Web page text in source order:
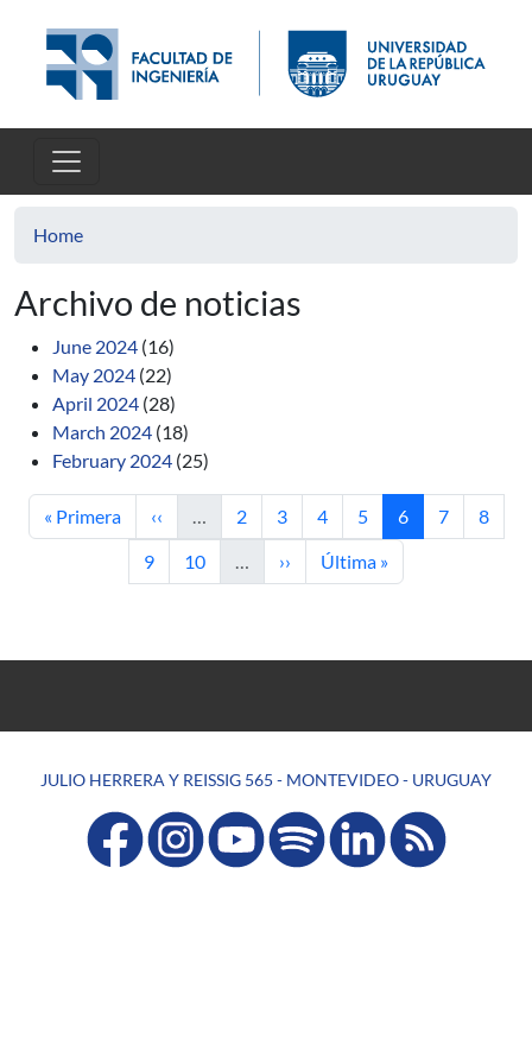
Home
Archivo de noticias
June 2024 (16)
May 2024 (22)
April 2024 (28)
March 2024 (18)
February 2024 (25)
First page
« Primera Previous page
‹‹ … Page
2 Page
3 Page
4 Page
5 Current page
6 Page
7 Page
8
Page
9 Page
10 … Next page
›› Last page
Última »
JULIO HERRERA Y REISSIG 565 - MONTEVIDEO - URUGUAY